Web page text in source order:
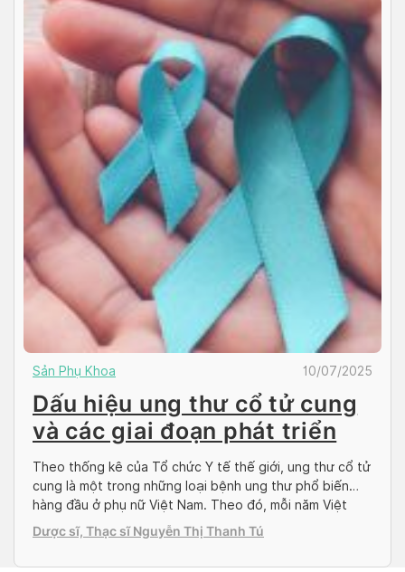
Sản Phụ Khoa 10/07/2025
Dấu hiệu ung thư cổ tử cung
và các giai đoạn phát triển
Theo thống kê của Tổ chức Y tế thế giới, ung thư cổ tử
cung là một trong những loại bệnh ung thư phổ biến
hàng đầu ở phụ nữ Việt Nam. Theo đó, mỗi năm Việt
Nam lại có khoảng 6.000 phụ nữ phát hiện bệnh và hơn
½ số đó tử vong. Hơn […]
Dược sĩ, Thạc sĩ Nguyễn Thị Thanh Tú